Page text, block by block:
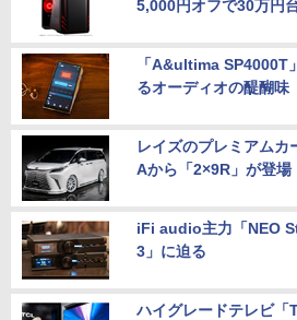
5,000円オフで30万円
「A&ultima SP4000T
るオーディオの醍醐味
レイズのプレミアムカ
Aから「2×9R」が登場
iFi audio主力「NEO
3」に迫る
ハイグレードテレビ